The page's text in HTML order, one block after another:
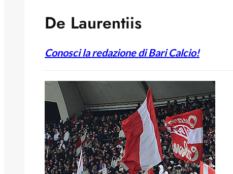
De Laurentiis
Conosci la redazione di Bari Calcio!